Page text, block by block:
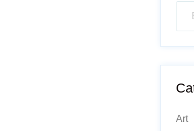
Art